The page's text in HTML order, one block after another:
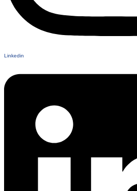
Linkedin